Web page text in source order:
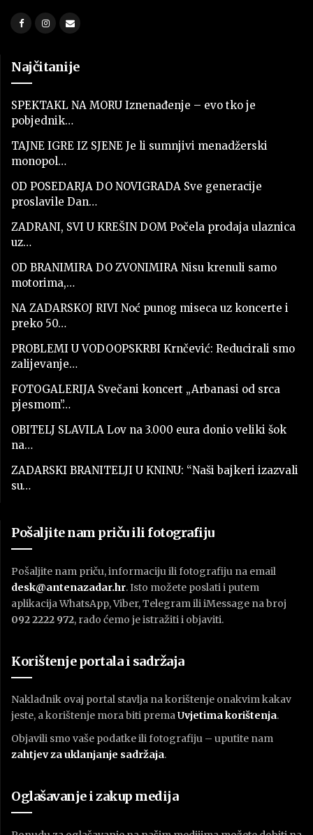
Najčitanije
SPEKTAKL NA MORU Iznenađenje – evo tko je
pobjednik…
TAJNE IGRE IZ SJENE Je li sumnjivi menadžerski
monopol…
OD POSEDARJA DO NOVIGRADA Sve generacije
proslavile Dan…
ZADRANI, SVI U KREŠIN DOM Počela prodaja ulaznica
uz…
OD BRANIMIRA DO ZVONIMIRA Nisu krenuli samo
motorima,…
NA ZADARSKOJ RIVI Noć punog miseca uz koncerte i
preko 50…
PROBLEMI U VODOOPSKRBI Krnčević: Reducirali smo
zalijevanje…
FOTOGALERIJA Svečani koncert „Arbanasi od srca
pjesmom”…
OBITELJ SLAVILA Lov na 3.000 eura donio veliki šok
na…
ZADARSKI BRANITELJI U KNINU: “Naši bajkeri izazvali
su…
Pošaljite nam priču ili fotografiju
Pošaljite nam priču, informaciju ili fotografiju na email
desk@antenazadar.hr. Isto možete poslati i putem
aplikacija WhatsApp, Viber, Telegram ili iMessage na broj
092 2222 972, rado ćemo je istražiti i objaviti.
Korištenje portala i sadržaja
Nakladnik ovaj portal stavlja na korištenje onakvim kakav
jeste, a korištenje mora biti premaUvjetima korištenja.
Objavili smo vaše podatke ili fotografiju – uputite nam
zahtjev za uklanjanje sadržaja.
Oglašavanje i zakup medija